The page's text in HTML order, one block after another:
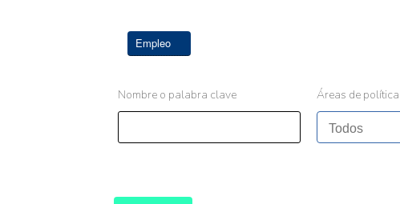
Empleo
Nombre o palabra clave Áreas de política